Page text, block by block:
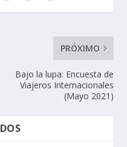
PRÓXIMO
Bajo la lupa: Encuesta de
Viajeros Internacionales
(Mayo 2021)